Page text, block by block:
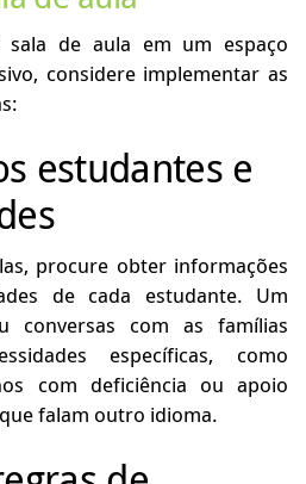
sala de aula em um espaço
considere implementar as
estudantes e
procure obter informações
de cada estudante. Um
conversas com as famílias
específicas, como
com deficiência ou apoio
falam outro idioma.